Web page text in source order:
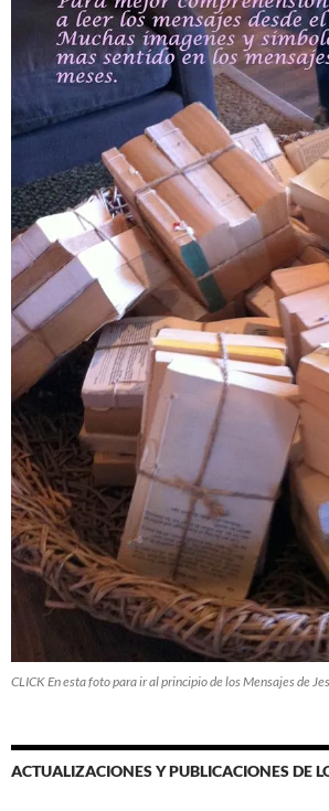
CLICK En esta foto para ir al principio de los Mensajes de
ACTUALIZACIONES Y PUBLICACIONES DE